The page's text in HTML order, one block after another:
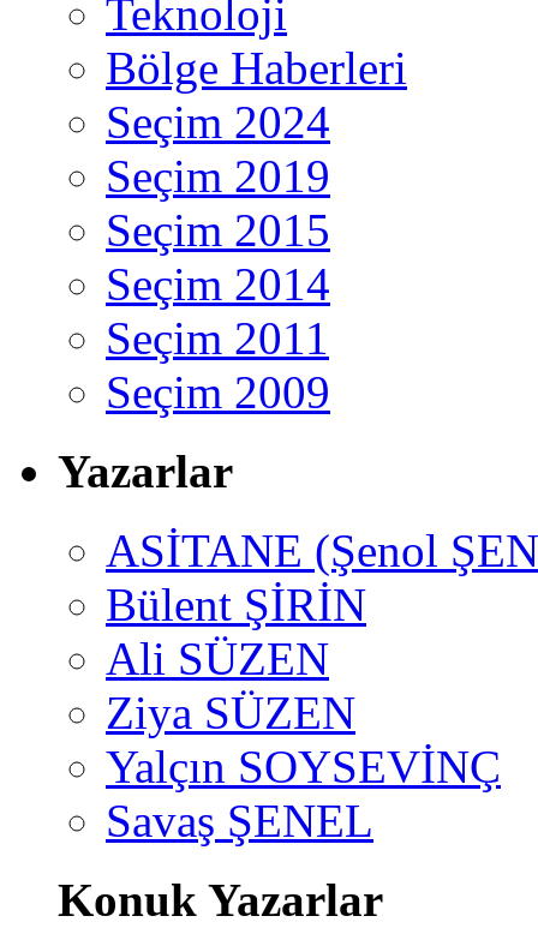
Teknoloji
Bölge Haberleri
Seçim 2024
Seçim 2019
Seçim 2015
Seçim 2014
Seçim 2011
Seçim 2009
Yazarlar
ASİTANE (Şenol
Bülent ŞİRİN
Ali SÜZEN
Ziya SÜZEN
Yalçın SOYSEVİNÇ
Savaş ŞENEL
Konuk Yazarlar